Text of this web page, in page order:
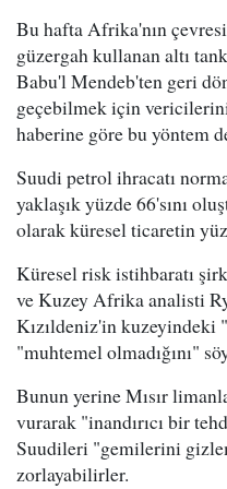
Bu hafta Afrika'nın
güzergah kullanan altı
Babu'l Mendeb'ten geri
geçebilmek için
haberine göre bu yöntem
Suudi petrol ihracatı
yaklaşık yüzde 66'sını
olarak küresel ticaretin
Küresel risk istihbaratı
ve Kuzey Afrika analisti
Kızıldeniz'in kuzeyindeki
"muhtemel olmadığını"
Bunun yerine Mısır
vurarak "inandırıcı bir
Suudileri "gemilerini
zorlayabilirler.